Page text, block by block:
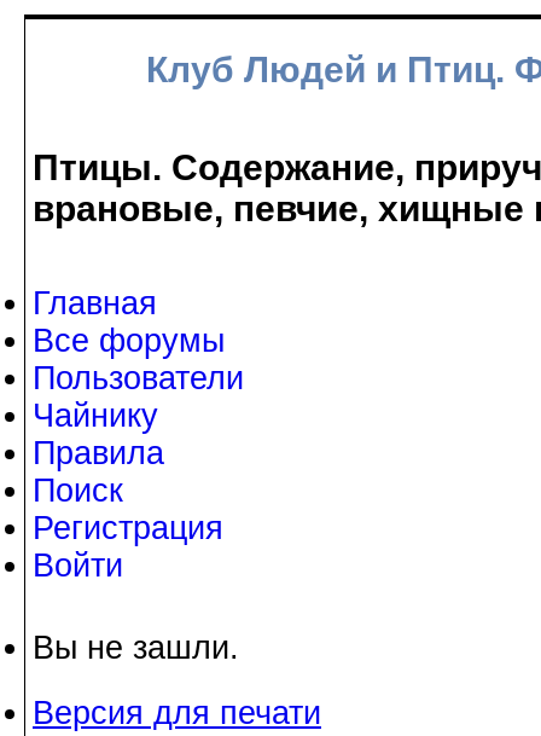
Клуб Людей и Птиц.
Птицы. Содержание,
врановые, певчие, хищные
Главная
Все форумы
Пользователи
Чайнику
Правила
Поиск
Регистрация
Войти
Вы не зашли.
Версия для печати